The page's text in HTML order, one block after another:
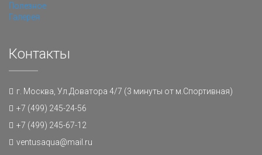
Полезное
Галерея
Контакты
г. Москва, Ул.Доватора 4/7 (3 минуты от м.Спортивная)
+7 (499) 245-24-56
+7 (499) 245-67-12
ventusaqua@mail.ru